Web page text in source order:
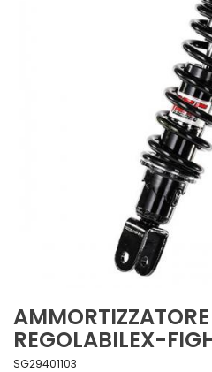
AMMORTIZZATORE
REGOLABILEX-
SG29401103